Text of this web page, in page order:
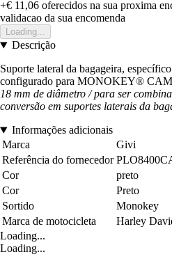
+€ 11,06 oferecidos na sua proxima
validacao da sua encomenda
Loading...
Descrição
Suporte lateral da bagageira,
configurado para MONOKEY®
18 mm de diâmetro / para ser
conversão em suportes laterais da
Informações adicionais
Marca
Givi
Referência do fornecedor
Cor
preto
Cor
Preto
Sortido
Monokey
Marca de motocicleta
Harley
Loading...
Loading...